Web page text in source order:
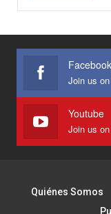
Facebook
Youtube
Join us
Quiénes Somos